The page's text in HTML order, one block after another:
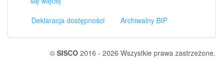
Deklaracja dostępności
Archiwalny BIP
© SISCO 2016 - 2026 Wszystkie prawa zastrzeżone.